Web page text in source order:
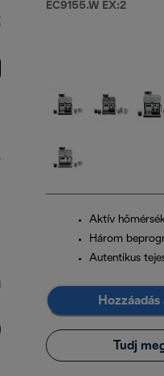
ár 269 990 Ft
EC9155.W EX:2
Aktív
Három
Autentikus
Tudj